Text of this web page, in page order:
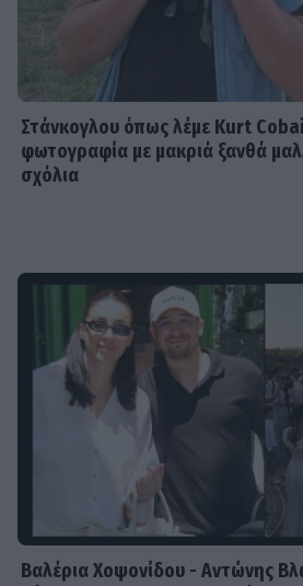
Στάνκογλου όπως λέμε Kurt
φωτογραφία με μακριά ξανθά
σχόλια
Βαλέρια Χοψονίδου - Αντώνης